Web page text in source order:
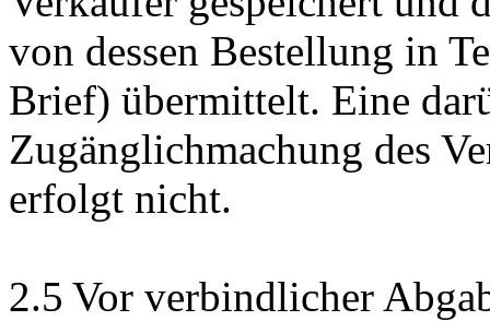
von dessen Bestellung in
Brief) übermittelt. Eine
Zugänglichmachung des
erfolgt nicht.
2.5 Vor verbindlicher